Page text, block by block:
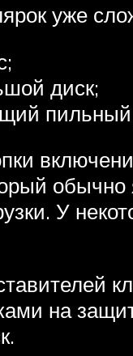
уже
диск;
пильный
У
на